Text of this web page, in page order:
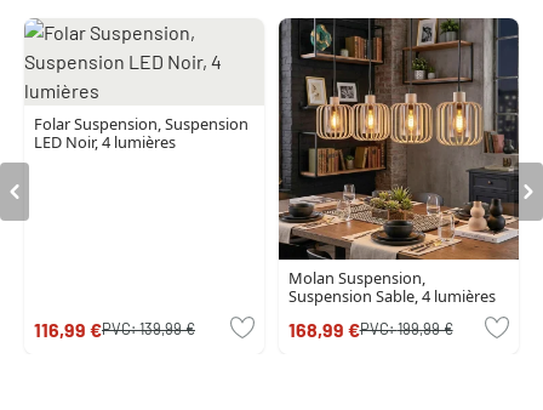
Folar Suspension, Suspension
LED Noir, 4 lumières
116,99 €PVC:139,99 €
Molan Suspension,
Suspension Sable, 4 lumières
168,99 €PVC:199,99 €